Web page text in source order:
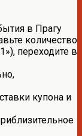
в Прагу
количество
переходите в
купона и